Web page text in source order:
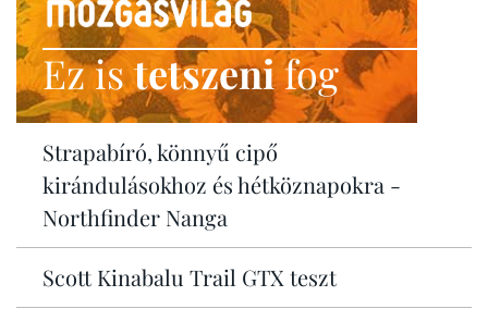
Ez istetszenifog
Strapabíró, könnyű cipő
kirándulásokhoz és hétköznapokra -
Northfinder Nanga
Scott Kinabalu Trail GTX teszt